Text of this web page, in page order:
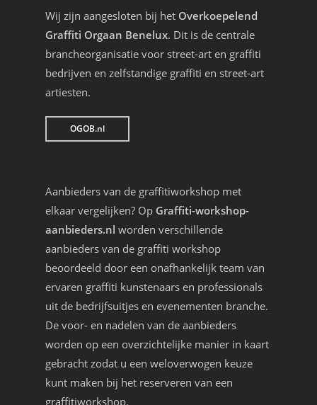
Wij zijn aangesloten bij het Overkoepelend
Graffiti Orgaan Benelux. Dit is de centrale
brancheorganisatie voor street-art en graffiti
bedrijven en zelfstandige graffiti en street-art
artiesten.
OGOB.nl
Aanbieders van de graffitiworkshop met
elkaar vergelijken? Op Graffiti-workshop-
aanbieders.nl worden verschillende
aanbieders van de graffiti workshop
beoordeeld door een onafhankelijk team van
ervaren graffiti kunstenaars en professionals
uit de bedrijfsuitjes en evenementen branche.
De voor- en nadelen van de aanbieders
worden op een overzichtelijke manier in kaart
gebracht zodat u een weloverwogen keuze
kunt maken bij het reserveren van een
graffitiworkshop.